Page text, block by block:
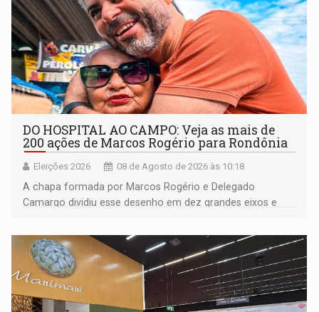
DO HOSPITAL AO CAMPO: Veja as mais de
200 ações de Marcos Rogério para Rondônia
Eleições 2026 08 de Agosto de 2026 às 10:18
A chapa formada por Marcos Rogério e Delegado
Camargo dividiu esse desenho em dez grandes eixos e